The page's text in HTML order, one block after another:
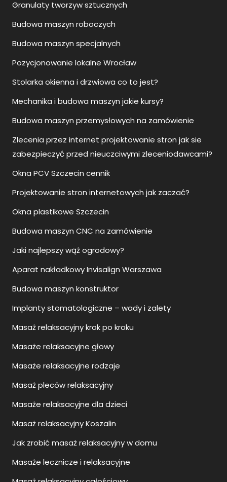
Granulaty tworzyw sztucznych
Budowa maszyn roboczych
Budowa maszyn specjalnych
Pozycjonowanie lokalne Wrocław
Stolarka okienna i drzwiowa co to jest?
Mechanika i budowa maszyn jakie kursy?
Budowa maszyn przemysłowych na zamówienie
Zlecenia przez internet projektowanie stron jak sie
zabezpieczyć przed nieuczciwymi zleceniodawcami?
Okna PCV Szczecin cennik
Projektowanie stron internetowych jak zaczać?
Okna plastikowe Szczecin
Budowa maszyn CNC na zamówienie
Jaki najlepszy wąż ogrodowy?
Aparat nakładkowy Invisalign Warszawa
Budowa maszyn konstruktor
Implanty stomatologiczne – wady i zalety
Masaż relaksacyjny krok po kroku
Masaże relaksacyjne głowy
Masaże relaksacyjne rodzaje
Masaż pleców relaksacyjny
Masaże relaksacyjne dla dzieci
Masaż relaksacyjny Koszalin
Jak zrobić masaż relaksacyjny w domu
Masaże lecznicze i relaksacyjne